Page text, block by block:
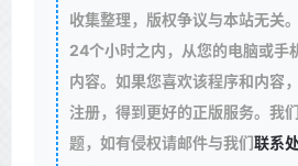
收集整理，版权争议与本站无关
24个小时之内，从您的电脑或手
内容。如果您喜欢该程序和内容
注册，得到更好的正版服务。我
题，如有侵权请邮件与我们联系